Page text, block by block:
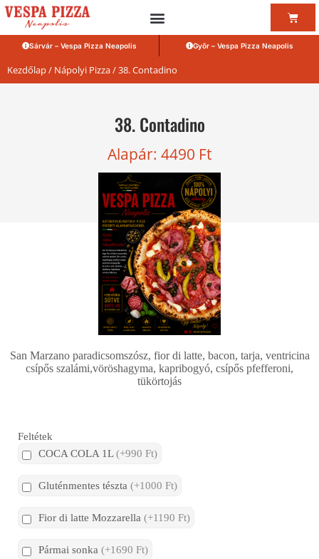
Sárvár – Vespa Pizza Neapolis Győr – Vespa Pizza Neapolis
Kezdőlap/ Nápolyi Pizza/ 38. Contadino
38. Contadino
Alapár: 4490 Ft
San Marzano paradicsomszósz, fior di latte, bacon, tarja, ventricina
csípős szalámi,vöröshagyma, kapribogyó, csípős pfefferoni,
tükörtojás
Feltétek
COCA COLA 1L(+990 Ft)
Gluténmentes tészta (+1000 Ft)
Fior di latte Mozzarella (+1190 Ft)
Pármai sonka (+1690 Ft)